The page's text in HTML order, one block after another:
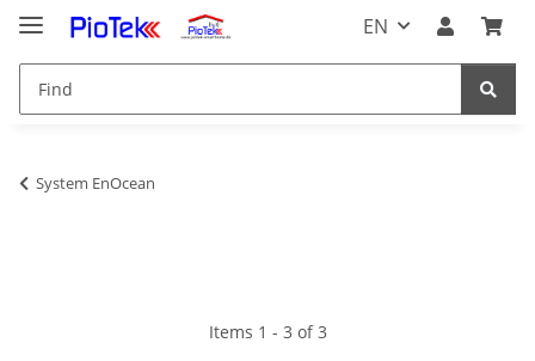
EN
System EnOcean
Items 1 - 3 of 3